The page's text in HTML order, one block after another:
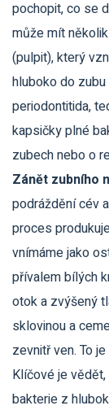
pochopit, co se
může mít
(pulpit), který
hluboko do
periodontitida,
kapsičky plné
zubech nebo o
Zánět zubního
podráždění cév
proces
vnímáme jako
přívalem bílých
otok a zvýšený
sklovinou a
zevnitř ven. To
Klíčové je
bakterie z